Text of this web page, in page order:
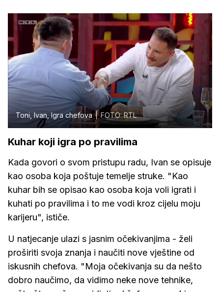
Toni, Ivan, Igra chefova FOTO: RTL
Kuhar koji igra po pravilima
Kada govori o svom pristupu radu, Ivan se opisuje
kao osoba koja poštuje temelje struke. "Kao
kuhar bih se opisao kao osoba koja voli igrati i
kuhati po pravilima i to me vodi kroz cijelu moju
karijeru", ističe.
U natjecanje ulazi s jasnim očekivanjima - želi
proširiti svoja znanja i naučiti nove vještine od
iskusnih chefova. "Moja očekivanja su da nešto
dobro naučimo, da vidimo neke nove tehnike,